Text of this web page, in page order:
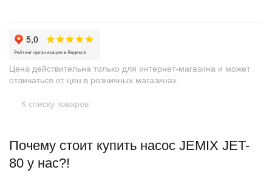
Цена действительна только для интернет-магазина и может
отличаться от цен в розничных магазинах.
К списку товаров
Почему стоит купить насос JEMIX JET-
80 у нас?!